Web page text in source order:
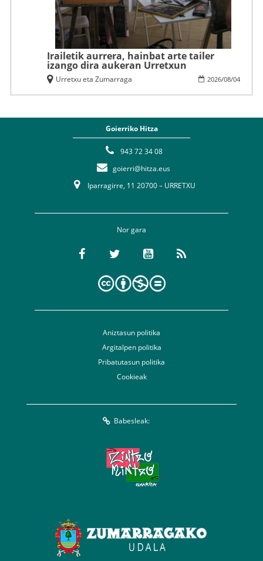
Irailetik aurrera, hainbat arte tailer
izango dira aukeran Urretxun
2026/08/04
Urretxu eta Zumarraga
Goierriko Hitza
943 72 34 08
goierri@hitza.eus
Iparragirre, 11 20700 – URRETXU
Nor gara
Aniztasun politika
Argitalpen politika
Pribatutasun politika
Cookieak
Babesleak: